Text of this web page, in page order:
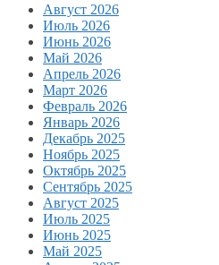
Август 2026
Июль 2026
Июнь 2026
Май 2026
Апрель 2026
Март 2026
Февраль 2026
Январь 2026
Декабрь 2025
Ноябрь 2025
Октябрь 2025
Сентябрь 2025
Август 2025
Июль 2025
Июнь 2025
Май 2025